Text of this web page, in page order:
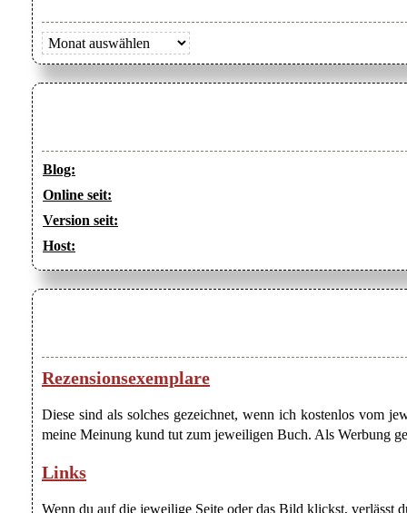
Archiv
Blog:
Online seit:
Version seit:
Host:
Rezensionsexemplare
Diese sind als solches gezeichnet, wenn ich kostenlos vom
meine Meinung kund tut zum jeweiligen Buch. Als Werbung
Links
Wenn du auf die jeweilige Seite oder das Bild klickst, verlässt